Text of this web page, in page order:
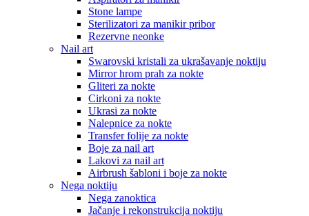
Stone lampe
Sterilizatori za manikir pribor
Rezervne neonke
Nail art
Swarovski kristali za ukrašavanje noktiju
Mirror hrom prah za nokte
Gliteri za nokte
Cirkoni za nokte
Ukrasi za nokte
Nalepnice za nokte
Transfer folije za nokte
Boje za nail art
Lakovi za nail art
Airbrush šabloni i boje za nokte
Nega noktiju
Nega zanoktica
Jačanje i rekonstrukcija noktiju